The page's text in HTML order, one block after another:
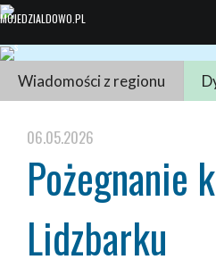
Wiadomości z regionu
06.05.2026
Pożegnanie
Lidzbarku